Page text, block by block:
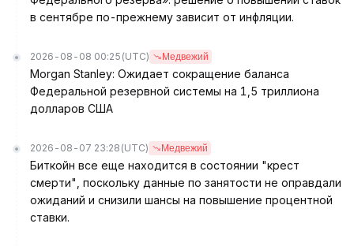
в сентябре по-прежнему зависит от инфляции.
2026-08-08 00:25 (UTC) Медвежий
Morgan Stanley: Ожидает сокращение баланса
Федеральной резервной системы на 1,5 триллиона
долларов США
2026-08-07 23:28 (UTC) Медвежий
Биткойн все еще находится в состоянии "крест
смерти", поскольку данные по занятости не оправдали
ожиданий и снизили шансы на повышение процентной
ставки.